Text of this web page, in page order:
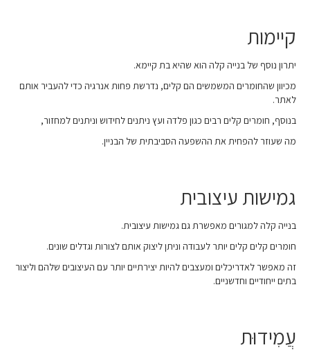
קיימות
יתרון נוסף של בנייה קלה הוא שהיא בת קיימא.
מכיוון שהחומרים המשמשים הם קלים, נדרשת פחות אנרגיה כדי להעביר אותם
לאתר.
בנוסף, חומרים קלים רבים כגון פלדה ועץ ניתנים לחידוש וניתנים למחזור,
מה שעוזר להפחית את ההשפעה הסביבתית של הבניין.
גמישות עיצובית
בנייה קלה למגורים מאפשרת גם גמישות עיצובית.
חומרים קלים קלים יותר לעבודה וניתן ליצוק אותם לצורות וגדלים שונים.
זה מאפשר לאדריכלים ומעצבים להיות יצירתיים יותר עם העיצובים שלהם וליצור
בתים ייחודיים וחדשניים.
עֲמִידוּת